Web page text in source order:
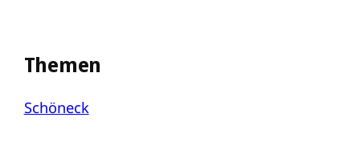
Themen
Schöneck